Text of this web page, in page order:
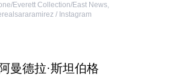
Everett Collection/East News,
/ Instagram
曼德拉·斯坦伯格